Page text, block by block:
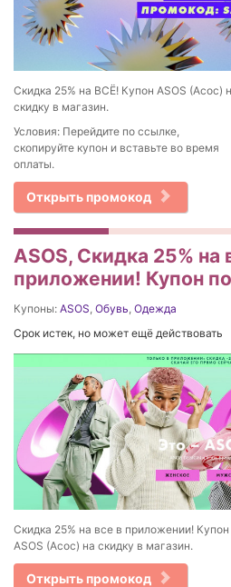
Скидка 25% на ВСЁ! Купон ASOS (Асос)
скидку в магазин.
Условия: Перейдите по ссылке,
скопируйте купон и вставьте во время
оплаты.
Открыть промокод
ASOS, Скидка 25% на
приложении! Купон
Купоны: ASOS Обувь Одежда
Срок истек, но может ещё действовать
Скидка 25% на все в приложении! Купон
ASOS (Асос) на скидку в магазин.
Открыть промокод